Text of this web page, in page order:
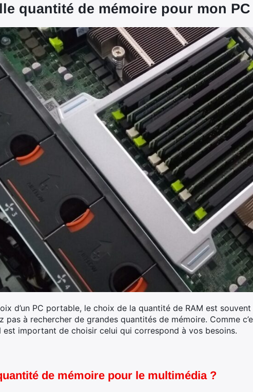
quantité de mémoire pour mon
d’un PC portable, le choix de la quantité de RAM est
pas à rechercher de grandes quantités de mémoire. Comme
est important de choisir celui qui correspond à vos besoins.
de mémoire pour le multimédia ?